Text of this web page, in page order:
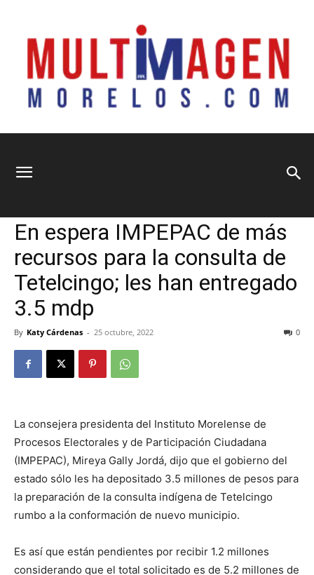
Morelos
En espera IMPEPAC de más
recursos para la consulta de
Tetelcingo; les han entregado
3.5 mdp
By Katy Cárdenas - 25 octubre, 2022 0
La consejera presidenta del Instituto Morelense de
Procesos Electorales y de Participación Ciudadana
(IMPEPAC), Mireya Gally Jordá, dijo que el gobierno del
estado sólo les ha depositado 3.5 millones de pesos para
la preparación de la consulta indígena de Tetelcingo
rumbo a la conformación de nuevo municipio.
Es así que están pendientes por recibir 1.2 millones
considerando que el total solicitado es de 5.2 millones de